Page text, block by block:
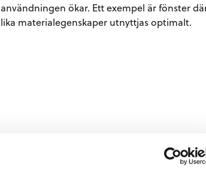
ökar. Ett exempel är fönster
materialegenskaper utnyttjas optimalt.